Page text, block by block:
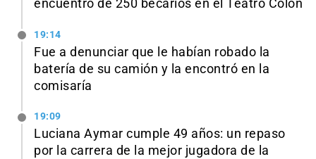
encuentro de 250 becarios en el Teatro Colón
19:14
Fue a denunciar que le habían robado la
batería de su camión y la encontró en la
comisaría
19:09
Luciana Aymar cumple 49 años: un repaso
por la carrera de la mejor jugadora de la